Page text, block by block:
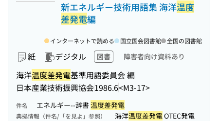
新エネルギー技術用語集 海洋温度
差発電編
紙 デジタル 図書 障害者向け資料あり
海洋温度差発電基準用語委員会 編
日本産業技術振興協会1986.6<M3-17>
インターネットで読める 国立国会図書館 全国の図書館
件名 エネルギー--辞書温度差発電
典拠情報（件名/「を見よ」参照） 海洋温度差発電OTEC発電